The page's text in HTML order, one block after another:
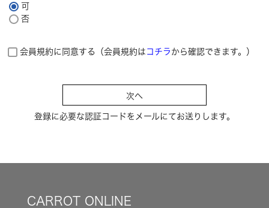
)
可
否
会員規約に同意する（会員規約は コチラ から確認できます。）
次へ
登録に必要な認証コードをメールにてお送りします。
CARROT ONLINE